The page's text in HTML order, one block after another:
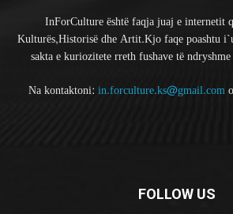
InForCulture është faqja juaj e internetit
Kulturës,Historisë dhe Artit.Kjo faqe poashtu
sakta e kuriozitete rreth fushave të
Na kontaktoni: in.forculture.ks@gmail.com
FOLLOW US